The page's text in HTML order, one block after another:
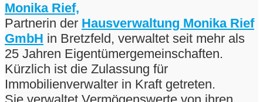
Monika Rief,
Partnerin der Hausverwaltung Monika Rief
GmbH in Bretzfeld, verwaltet seit mehr als
25 Jahren Eigentümergemeinschaften.
Kürzlich ist die Zulassung für
Immobilienverwalter in Kraft getreten.